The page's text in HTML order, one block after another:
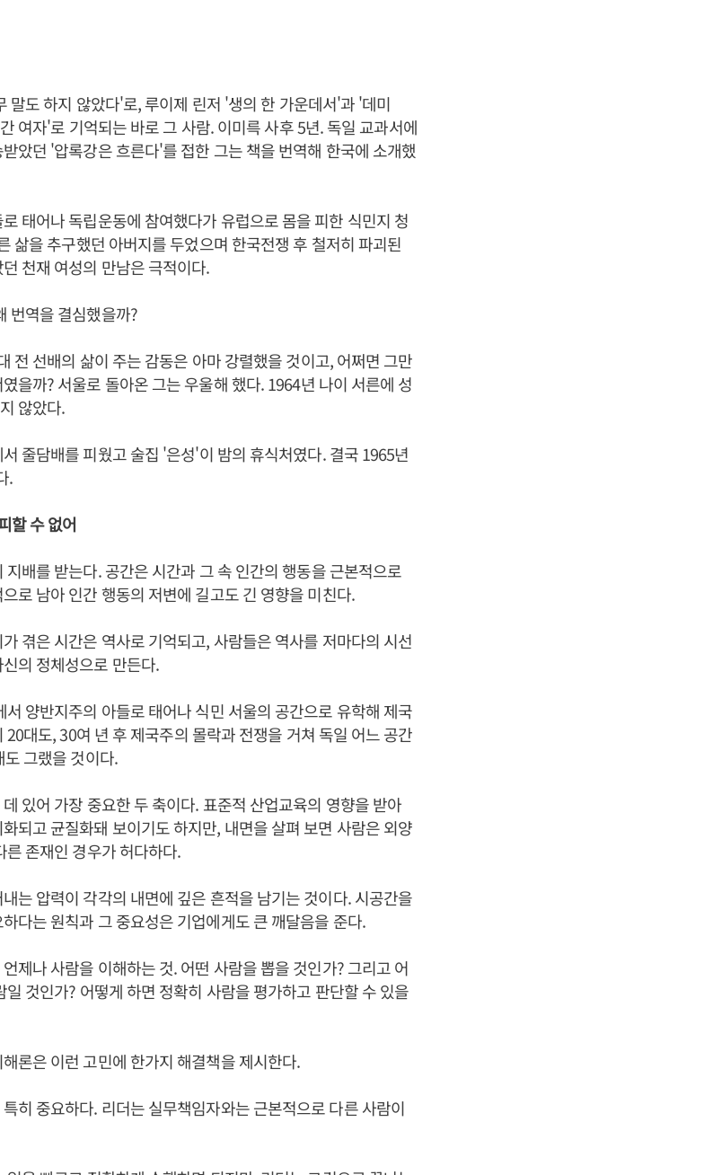
말도 하지 않았다'로, 루이제 린저 '생의 한 가운데서'과 '데미
여자'로 기억되는 바로 그 사람. 이미륵 사후 5년. 독일 교과서에
았던 '압록강은 흐른다'를 접한 그는 책을 번역해 한국에 소개했
태어나 독립운동에 참여했다가 유럽으로 몸을 피한 식민지 청
삶을 추구했던 아버지를 두었으며 한국전쟁 후 철저히 파괴된
천재 여성의 만남은 극적이다.
번역을 결심했을까?
전 선배의 삶이 주는 감동은 아마 강렬했을 것이고, 어쩌면 그만
을까? 서울로 돌아온 그는 우울해 했다. 1964년 나이 서른에 성
않았다.
줄담배를 피웠고 술집 '은성'이 밤의 휴식처였다. 결국 1965년
.
할 수 없어
배를 받는다. 공간은 시간과 그 속 인간의 행동을 근본적으로
로 남아 인간 행동의 저변에 길고도 긴 영향을 미친다.
겪은 시간은 역사로 기억되고, 사람들은 역사를 저마다의 시선
의 정체성으로 만든다.
양반지주의 아들로 태어나 식민 서울의 공간으로 유학해 제국
대도, 30여 년 후 제국주의 몰락과 전쟁을 거쳐 독일 어느 공간
그랬을 것이다.
있어 가장 중요한 두 축이다. 표준적 산업교육의 영향을 받아
되고 균질화돼 보이기도 하지만, 내면을 살펴 보면 사람은 외양
존재인 경우가 허다하다.
는 압력이 각각의 내면에 깊은 흔적을 남기는 것이다. 시공간을
다는 원칙과 그 중요성은 기업에게도 큰 깨달음을 준다.
제나 사람을 이해하는 것. 어떤 사람을 뽑을 것인가? 그리고 어
것인가? 어떻게 하면 정확히 사람을 평가하고 판단할 수 있을
론은 이런 고민에 한가지 해결책을 제시한다.
히 중요하다. 리더는 실무책임자와는 근본적으로 다른 사람이